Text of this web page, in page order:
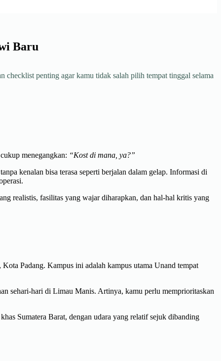
Baru
penting agar kamu tidak salah pilih tempat tinggal selama
menegangkan: “Kost di mana, ya?”
kenalan bisa terasa seperti berjalan dalam gelap. Informasi di
realistis, fasilitas yang wajar diharapkan, dan hal-hal kritis yang
Kota Padang. Kampus ini adalah kampus utama Unand tempat
sehari-hari di Limau Manis. Artinya, kamu perlu memprioritaskan
Sumatera Barat, dengan udara yang relatif sejuk dibanding